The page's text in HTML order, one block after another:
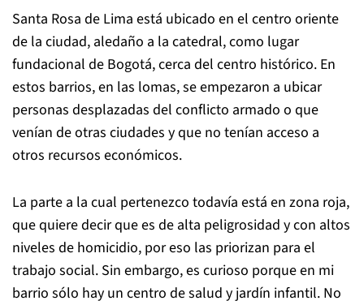
Santa Rosa de Lima está ubicado en el centro oriente
de la ciudad, aledaño a la catedral, como lugar
fundacional de Bogotá, cerca del centro histórico. En
estos barrios, en las lomas, se empezaron a ubicar
personas desplazadas del conflicto armado o que
venían de otras ciudades y que no tenían acceso a
otros recursos económicos.
La parte a la cual pertenezco todavía está en zona roja,
que quiere decir que es de alta peligrosidad y con altos
niveles de homicidio, por eso las priorizan para el
trabajo social. Sin embargo, es curioso porque en mi
barrio sólo hay un centro de salud y jardín infantil. No